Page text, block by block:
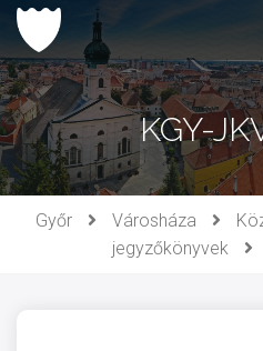
Ugrás
tartalomhoz
KGY-
Győr Városháza
jegyzőkönyvek